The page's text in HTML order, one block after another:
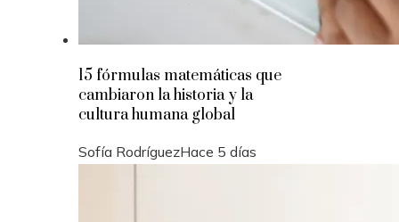
15 fórmulas matemáticas que
cambiaron la historia y la
cultura humana global
Sofía RodríguezHace 5 días